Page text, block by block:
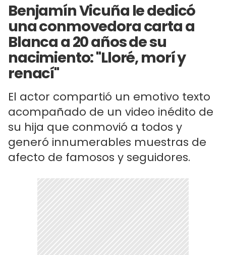
Benjamín Vicuña le dedicó
una conmovedora carta a
Blanca a 20 años de su
nacimiento: "Lloré, morí y
renací"
El actor compartió un emotivo texto
acompañado de un video inédito de
su hija que conmovió a todos y
generó innumerables muestras de
afecto de famosos y seguidores.